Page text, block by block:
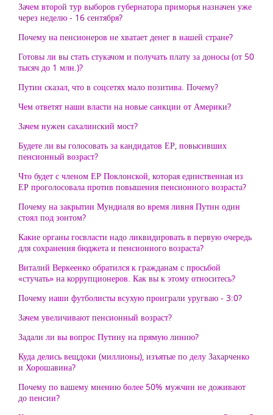
Зачем второй тур выборов губернатора приморья назначен уже
через неделю - 16 сентября?
Почему на пенсионеров не хватает денег в нашей стране?
Готовы ли вы стать стукачом и получать плату за доносы (от 50
тысяч до 1 млн.)?
Путин сказал, что в соцсетях мало позитива. Почему?
Чем ответят наши власти на новые санкции от Америки?
Зачем нужен сахалинский мост?
Будете ли вы голосовать за кандидатов ЕР, повысивших
пенсионный возраст?
Что будет с членом ЕР Поклонской, которая единственная из
ЕР проголосовала против повышения пенсионного возраста?
Почему на закрытии Мундиаля во время ливня Путин один
стоял под зонтом?
Какие органы госвласти надо ликвидировать в первую очередь
для сохранения бюджета и пенсионного возраста?
Виталий Веркеенко обратился к гражданам с просьбой
«стучать» на коррупционеров. Как вы к этому относитесь?
Почему наши футболисты всухую проиграли уругваю - 3:0?
Зачем увеличивают пенсионный возраст?
Задали ли вы вопрос Путину на прямую линию?
Куда делись вещдоки (миллионы), изъятые по делу Захарченко
и Хорошавина?
Почему по вашему мнению более 50% мужчин не доживают
до пенсии?